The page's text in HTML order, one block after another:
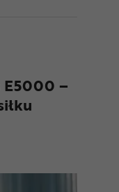
E5000 –